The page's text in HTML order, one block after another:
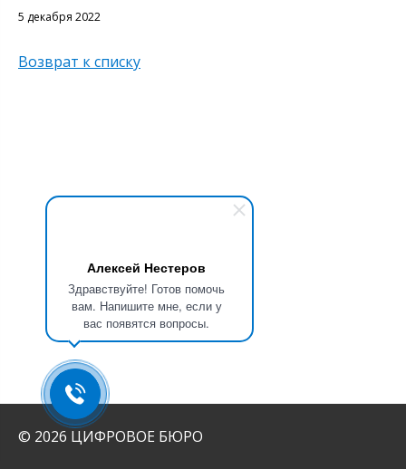
Алексей Нестеров
Здравствуйте! Готов помочь
вам. Напишите мне, если у
вас появятся вопросы.
5 декабря 2022
Возврат к списку
© 2026 ЦИФРОВОЕ БЮРО